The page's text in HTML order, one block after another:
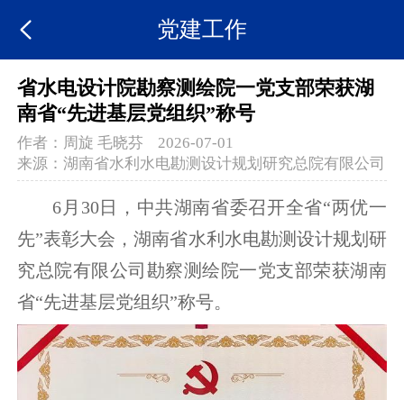
党建工作
省水电设计院勘察测绘院一党支部荣获湖
南省“先进基层党组织”称号
作者： 周旋 毛晓芬
2026-07-01
来源：湖南省水利水电勘测设计规划研究总院有限公司
6月30日，中共湖南省委召开全省“两优一
先”表彰大会，湖南省水利水电勘测设计规划研
究总院有限公司勘察测绘院一党支部荣获湖南
省“先进基层党组织”称号。